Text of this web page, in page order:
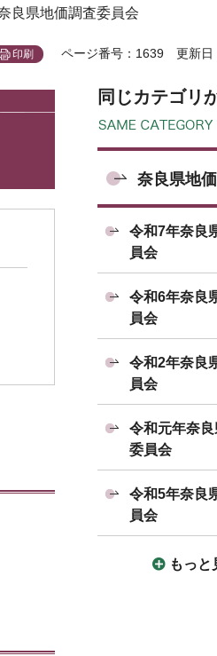
良県地価調査委員会
印刷 ページ番号：1639 更新日
同じカテゴリ
奈良県地
令和7年奈良
員会
令和6年奈良
員会
令和2年奈良
員会
令和元年奈
委員会
令和5年奈良
員会
もっと